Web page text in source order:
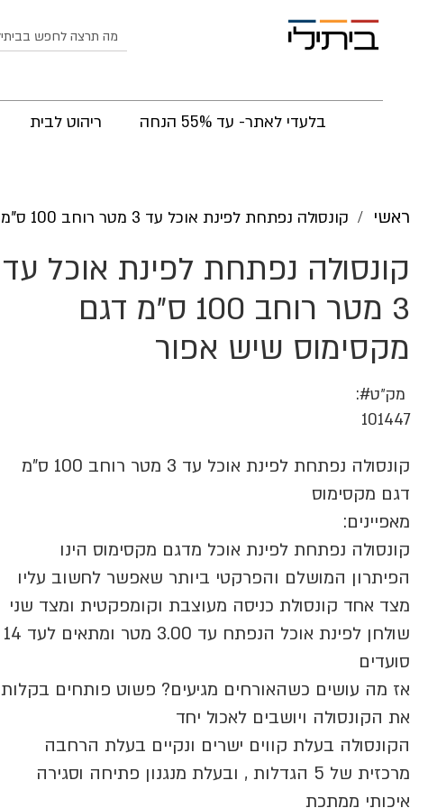
לחפש
בלעדי לאתר- עד 55% הנחה ריהוט לבית
ראשי קונסולה נפתחת לפינת אוכל עד 3 מטר רוחב 100 ס"מ דגם מקסימוס שיש אפור
קונסולה נפתחת לפינת אוכל עד
3 מטר רוחב 100 ס"מ דגם
מקסימוס שיש אפור
מק״ט
101447
קונסולה נפתחת לפינת אוכל עד 3 מטר רוחב 100 ס"מ
דגם מקסימוס
מאפיינים:
קונסולה נפתחת לפינת אוכל מדגם מקסימוס הינו
הפיתרון המושלם והפרקטי ביותר שאפשר לחשוב עליו
מצד אחד קונסולת כניסה מעוצבת וקומפקטית ומצד שני
שולחן לפינת אוכל הנפתח עד 3.00 מטר ומתאים לעד 14
סועדים
אז מה עושים כשהאורחים מגיעים? פשוט פותחים בקלות
את הקונסולה ויושבים לאכול יחד
הקונסולה בעלת קווים ישרים ונקיים בעלת הרחבה
מרכזית של 5 הגדלות , ובעלת מנגנון פתיחה וסגירה
איכותי ממתכת